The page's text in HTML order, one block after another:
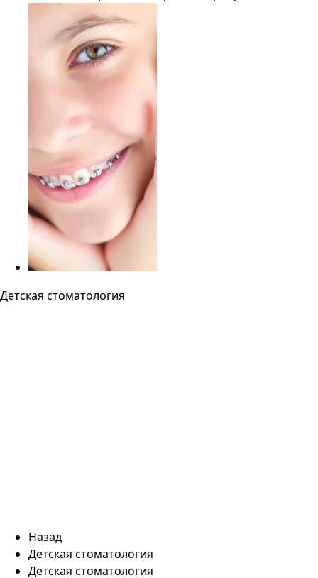
Детская стоматология
Назад
Детская стоматология
Детская стоматология